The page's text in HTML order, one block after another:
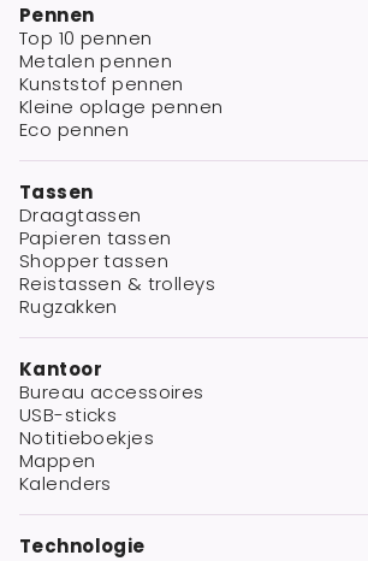
Pennen
Top 10 pennen
Metalen pennen
Kunststof pennen
Kleine oplage pennen
Eco pennen
Tassen
Draagtassen
Papieren tassen
Shopper tassen
Reistassen & trolleys
Rugzakken
Kantoor
Bureau accessoires
USB-sticks
Notitieboekjes
Mappen
Kalenders
Technologie